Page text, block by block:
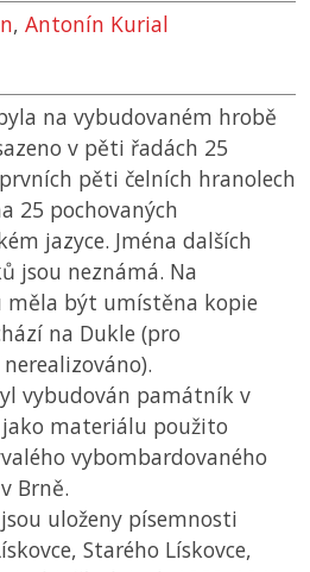
, Antonín Kurial
na vybudovaném hrobě
v pěti řadách 25
pěti čelních hranolech
25 pochovaných
jazyce. Jména dalších
jsou neznámá. Na
měla být umístěna kopie
na Dukle (pro
vybudován památník v
materiálu použito
vybombardovaného
Brně.
uloženy písemnosti
Starého Lískovce,